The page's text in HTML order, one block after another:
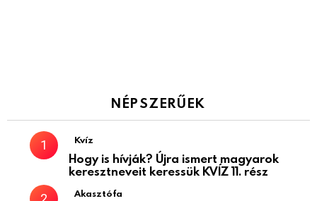
NÉPSZERŰEK
Kvíz
Hogy is hívják? Újra ismert magyarok
keresztneveit keressük KVÍZ 11. rész
Akasztófa